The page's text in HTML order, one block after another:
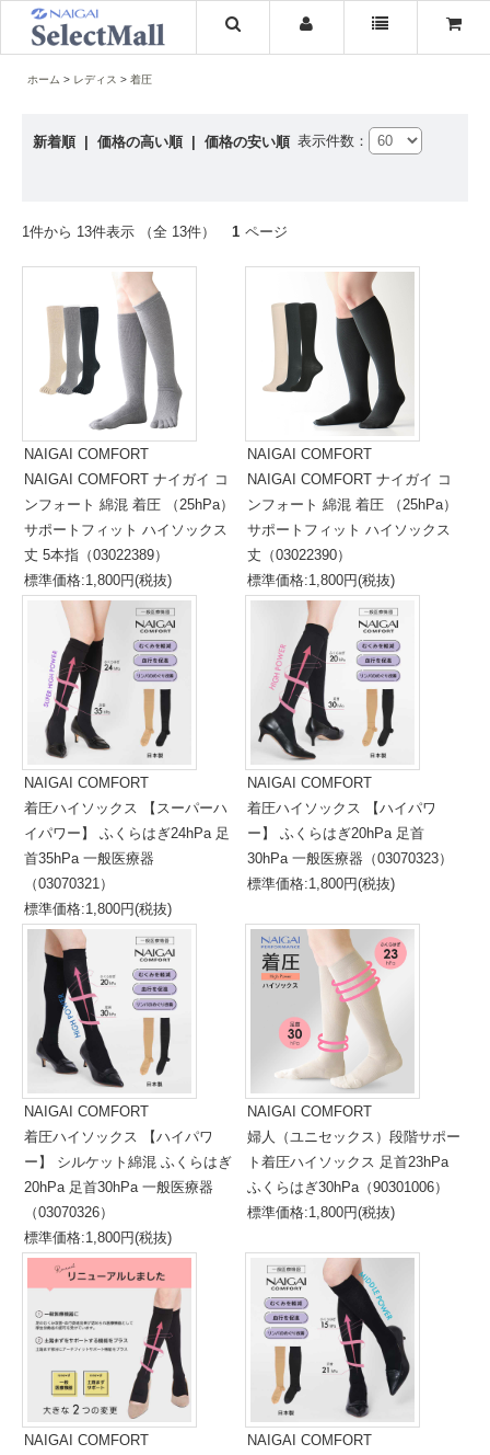
ホーム レディス 着圧
新着順 価格の高い順 価格の安い順 表示件数：
1件から 13件表示 （全 13件） 1 ページ
NAIGAI COMFORT
NAIGAI COMFORT ナイガイ コ
ンフォート 綿混 着圧 （25hPa）
サポートフィット ハイソックス
丈 5本指（03022389）
標準価格:1,800円(税抜)
NAIGAI COMFORT
NAIGAI COMFORT ナイガイ コ
ンフォート 綿混 着圧 （25hPa）
サポートフィット ハイソックス
丈（03022390）
標準価格:1,800円(税抜)
NAIGAI COMFORT
着圧ハイソックス 【スーパーハ
イパワー】 ふくらはぎ24hPa 足
首35hPa 一般医療器
（03070321）
標準価格:1,800円(税抜)
NAIGAI COMFORT
着圧ハイソックス 【ハイパワ
ー】 ふくらはぎ20hPa 足首
30hPa 一般医療器（03070323）
標準価格:1,800円(税抜)
NAIGAI COMFORT
着圧ハイソックス 【ハイパワ
ー】 シルケット綿混 ふくらはぎ
20hPa 足首30hPa 一般医療器
（03070326）
標準価格:1,800円(税抜)
NAIGAI COMFORT
婦人（ユニセックス）段階サポー
ト着圧ハイソックス 足首23hPa
ふくらはぎ30hPa（90301006）
標準価格:1,800円(税抜)
NAIGAI COMFORT
NAIGAI COMFORT